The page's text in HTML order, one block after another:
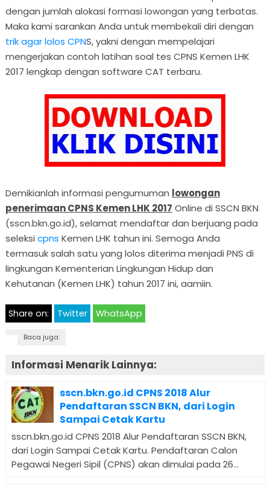
dengan jumlah alokasi formasi lowongan yang terbatas.
Maka kami sarankan Anda untuk membekali diri dengan
trik agar lolos CPNS, yakni dengan mempelajari
mengerjakan contoh latihan soal tes CPNS Kemen LHK
2017 lengkap dengan software CAT terbaru.
Demikianlah informasi pengumuman lowongan
penerimaan CPNS Kemen LHK 2017 Online di SSCN BKN
(sscn.bkn.go.id), selamat mendaftar dan berjuang pada
seleksi cpns Kemen LHK tahun ini. Semoga Anda
termasuk salah satu yang lolos diterima menjadi PNS di
lingkungan Kementerian Lingkungan Hidup dan
Kehutanan (Kemen LHK) tahun 2017 ini, aamiin.
Share on: Twitter WhatsApp
Baca juga:
Informasi Menarik Lainnya:
sscn.bkn.go.id CPNS 2018 Alur
Pendaftaran SSCN BKN, dari Login
Sampai Cetak Kartu
sscn.bkn.go.id CPNS 2018 Alur Pendaftaran SSCN BKN,
dari Login Sampai Cetak Kartu. Pendaftaran Calon
Pegawai Negeri Sipil (CPNS) akan dimulai pada 26...